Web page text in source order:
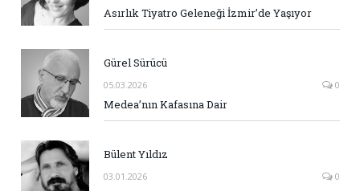
Asırlık Tiyatro Geleneği İzmir’de Yaşıyor
Gürel Sürücü
05.03.2026 0
Medea’nın Kafasına Dair
Bülent Yıldız
03.01.2026 0